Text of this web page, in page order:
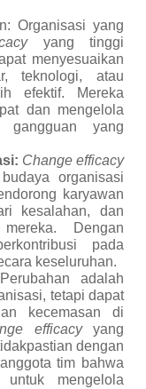
Organisasi yang
yang tinggi
menyesuaikan
teknologi, atau
efektif. Mereka
dan mengelola
gangguan yang
Change efficacy
organisasi
karyawan
kesalahan, dan
Dengan
pada
keseluruhan.
adalah
tetapi dapat
kecemasan di
efficacyyang
dengan
tim bahwa
untuk mengelola